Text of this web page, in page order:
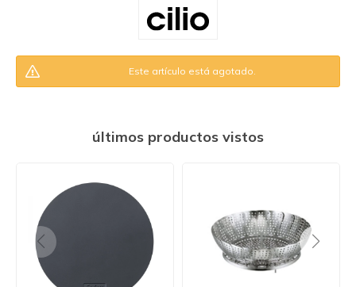
Este artículo está agotado.
últimos productos vistos